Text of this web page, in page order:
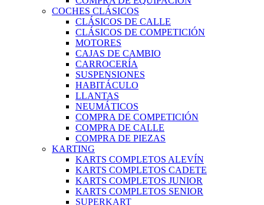
COCHES CLÁSICOS
CLÁSICOS DE CALLE
CLÁSICOS DE COMPETICIÓN
MOTORES
CAJAS DE CAMBIO
CARROCERÍA
SUSPENSIONES
HABITÁCULO
LLANTAS
NEUMÁTICOS
COMPRA DE COMPETICIÓN
COMPRA DE CALLE
COMPRA DE PIEZAS
KARTING
KARTS COMPLETOS ALEVÍN
KARTS COMPLETOS CADETE
KARTS COMPLETOS JUNIOR
KARTS COMPLETOS SENIOR
SUPERKART